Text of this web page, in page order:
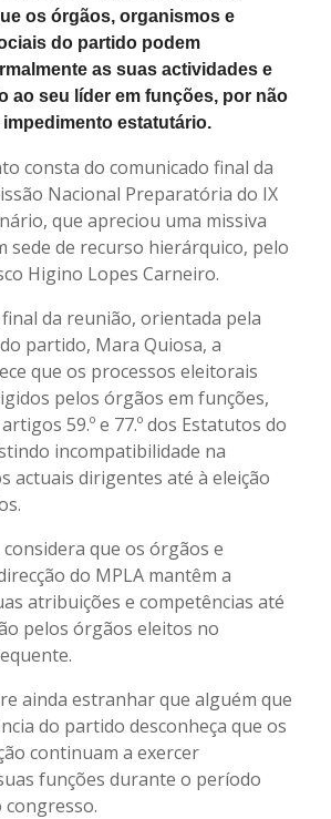
os órgãos, organismos e
do partido podem
as suas actividades e
ao seu líder em funções, por não
estatutário.
consta do comunicado final da
Nacional Preparatória do IX
que apreciou uma missiva
sede de recurso hierárquico, pelo
Higino Lopes Carneiro.
da reunião, orientada pela
partido, Mara Quiosa, a
que os processos eleitorais
pelos órgãos em funções,
59.º e 77.º dos Estatutos do
incompatibilidade na
actuais dirigentes até à eleição
que os órgãos e
do MPLA mantêm a
atribuições e competências até
pelos órgãos eleitos no
ainda estranhar que alguém que
do partido desconheça que os
continuam a exercer
funções durante o período